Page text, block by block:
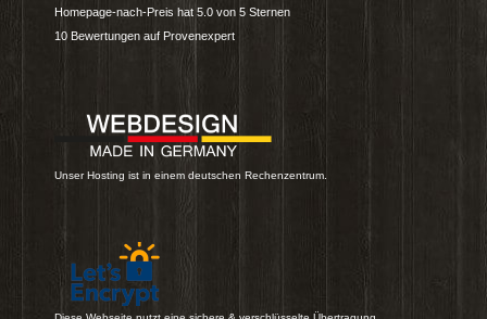
Homepage-nach-Preis hat 5.0 von 5 Sternen
10 Bewertungen auf Provenexpert
Unser Hosting ist in einem deutschen Rechenzentrum.